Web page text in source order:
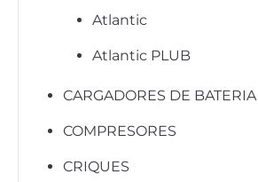
Atlantic
Atlantic PLUB
CARGADORES DE BATERIA
COMPRESORES
CRIQUES